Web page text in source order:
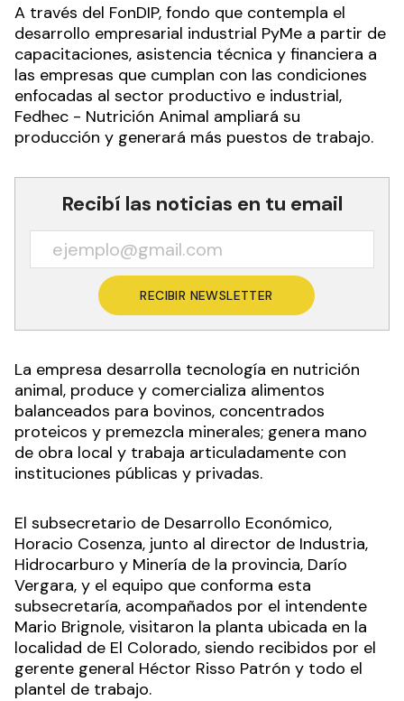
A través del FonDIP, fondo que contempla el
desarrollo empresarial industrial PyMe a partir de
capacitaciones, asistencia técnica y financiera a
las empresas que cumplan con las condiciones
enfocadas al sector productivo e industrial,
Fedhec - Nutrición Animal ampliará su
producción y generará más puestos de trabajo.
Recibí las noticias en tu email
RECIBIR NEWSLETTER
La empresa desarrolla tecnología en nutrición
animal, produce y comercializa alimentos
balanceados para bovinos, concentrados
proteicos y premezcla minerales; genera mano
de obra local y trabaja articuladamente con
instituciones públicas y privadas.
El subsecretario de Desarrollo Económico,
Horacio Cosenza, junto al director de Industria,
Hidrocarburo y Minería de la provincia, Darío
Vergara, y el equipo que conforma esta
subsecretaría, acompañados por el intendente
Mario Brignole, visitaron la planta ubicada en la
localidad de El Colorado, siendo recibidos por el
gerente general Héctor Risso Patrón y todo el
plantel de trabajo.